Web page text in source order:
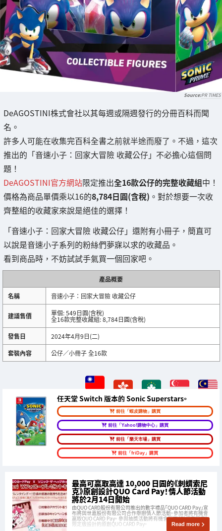
PR TIMES
DeAGOSTINI株式會社以其每週或隔週發行的分冊百科而聞
名。
許多人可能在收集完百科全書之前就半途而廢了。不過，這次
推出的「音速小子：回家大冒險 收藏公仔」不必擔心這個問
題！
DeAGOSTINI官方網站限定推出全16款公仔的完整收藏組中！
價格為商品單價乘以16的8,784日圓(含稅) 。對於想要一次收
齊整組的收藏家來說是絕佳的選擇！
「音速小子：回家大冒險 收藏公仔」還附有小冊子，簡直可
以說是音速小子系列的粉絲們夢寐以求的收藏品。
看到商品時，不妨試試手氣買一個回家吧。
產品概要
名稱
音速小子：回家大冒險 收藏公仔
建議售價 單個: 549日圓(含稅)
全16款完整收藏組: 8,784日圓(含稅)
發售日
2024年4月9日(二)
套裝內容
公仔／小冊子 全16款
任天堂 Switch 版本的 Sonic Superstars。
前往「蝦皮購物」購買
前往「Yahoo!購物中心」購買
前往「樂天市場」購買
前往「friDay」購買
最高可贏取高達 10,000 日圓的《刺蝟索尼
克》原創設計QUO Card Pay！情人節活動
將於2月14日開始
由QUO CARD股份有限公司推出的數字禮品「QUO CARD Pay」宣
布將與世嘉股份有限公司合作舉辦情人節活動，參加者將有機會
贏取QUO CARD Pay。 參與抽獎活動將有機會贏取《刺蝟索尼克》
限定版設計的原創QUO CARD Pay。 Read more